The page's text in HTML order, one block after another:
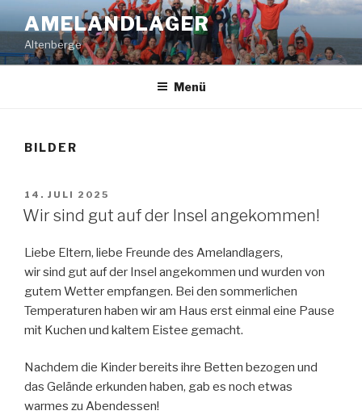
Inhalt
springen
AMELANDLAGER
Altenberge
Menü
BILDER
VERÖFFENTLICHT
AM
14. JULI 2025
Wir sind gut auf der Insel angekommen!
Liebe Eltern, liebe Freunde des Amelandlagers,
wir sind gut auf der Insel angekommen und wurden von
gutem Wetter empfangen. Bei den sommerlichen
Temperaturen haben wir am Haus erst einmal eine Pause
mit Kuchen und kaltem Eistee gemacht.
Nachdem die Kinder bereits ihre Betten bezogen und
das Gelände erkunden haben, gab es noch etwas
warmes zu Abendessen!